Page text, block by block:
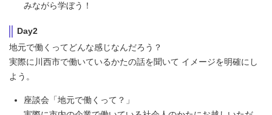
みながら学ぼう！
Day2
地元で働くってどんな感じなんだろう？
実際に川西市で働いているかたの話を聞いて イメージを明確にし
よう。
座談会「地元で働くって？」